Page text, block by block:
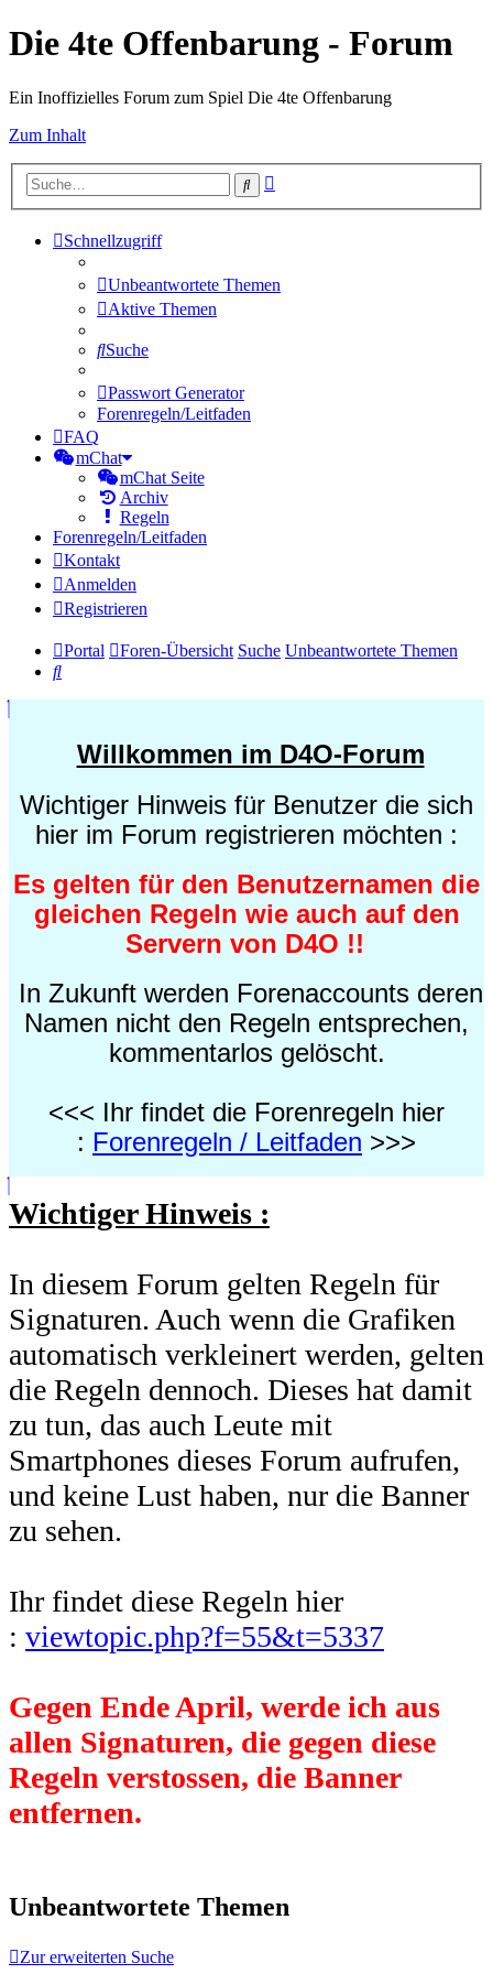
Die 4te Offenbarung - Forum
Ein Inoffizielles Forum zum Spiel Die 4te Offenbarung
Zum Inhalt
Suche
Schnellzugriff
Unbeantwortete Themen
Aktive Themen
Suche
Passwort Generator
Forenregeln/Leitfaden
FAQ
mChat
mChat Seite
Archiv
Regeln
Forenregeln/Leitfaden
Kontakt
Anmelden
Registrieren
Portal Foren-Übersicht Suche Unbeantwortete Themen
Suche
Willkommen im D4O-Forum
Wichtiger Hinweis für Benutzer die sich
hier im Forum registrieren möchten :
Es gelten für den Benutzernamen die
gleichen Regeln wie auch auf den
Servern von D4O !!
In Zukunft werden Forenaccounts deren
Namen nicht den Regeln entsprechen,
kommentarlos gelöscht.
<<< Ihr findet die Forenregeln hier
: Forenregeln / Leitfaden >>>
Wichtiger Hinweis :
In diesem Forum gelten Regeln für
Signaturen. Auch wenn die Grafiken
automatisch verkleinert werden, gelten
die Regeln dennoch. Dieses hat damit
zu tun, das auch Leute mit
Smartphones dieses Forum aufrufen,
und keine Lust haben, nur die Banner
zu sehen.
Ihr findet diese Regeln hier
: viewtopic.php?f=55&t=5337
Gegen Ende April, werde ich aus
allen Signaturen, die gegen diese
Regeln verstossen, die Banner
entfernen.
Unbeantwortete Themen
Zur erweiterten Suche